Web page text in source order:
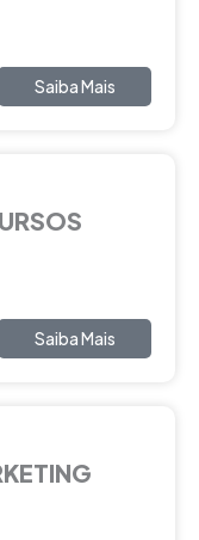
Saiba Mais
Saiba Mais